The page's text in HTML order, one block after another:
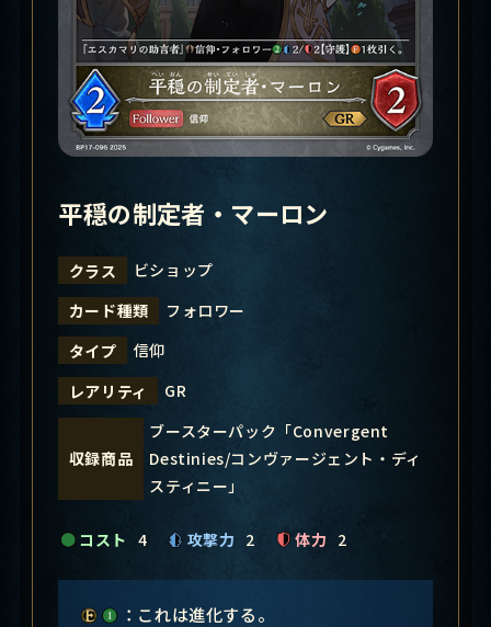
平穏の制定者・マーロン
クラス
ビショップ
カード種類
フォロワー
タイプ
信仰
レアリティ
GR
収録商品
ブースターパック「Convergent
Destinies/コンヴァージェント・ディ
スティニー」
コスト 4 攻撃力 2 体力 2
：これは進化する。